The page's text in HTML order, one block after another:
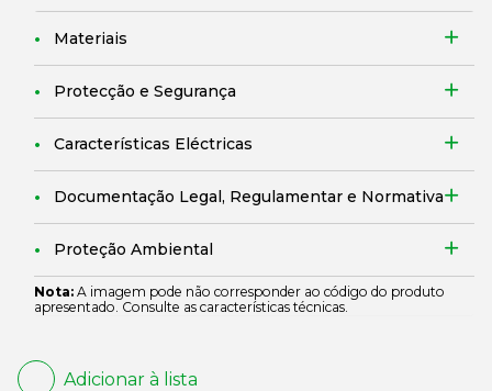
Materiais
Protecção e Segurança
Características Eléctricas
Documentação Legal, Regulamentar e Normativa
Proteção Ambiental
Nota: A imagem pode não corresponder ao código do produto
apresentado. Consulte as características técnicas.
Adicionar à lista